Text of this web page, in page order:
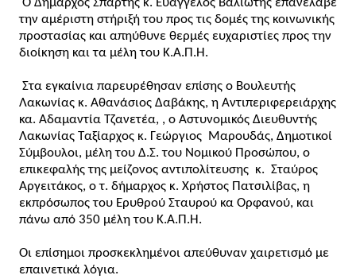
την αμέριστη στήριξή του προς τις δομές της κοινωνικής
προστασίας και απηύθυνε θερμές ευχαριστίες προς την
διοίκηση και τα μέλη του Κ.Α.Π.Η.
Λακωνίας κ. Αθανάσιος Δαβάκης, η Αντιπεριφερειάρχης
κα. Αδαμαντία Τζανετέα, , ο Αστυνομικός Διευθυντής
Λακωνίας Ταξίαρχος κ. Γεώργιος  Μαρουδάς, Δημοτικοί
Σύμβουλοι, μέλη του Δ.Σ. του Νομικού Προσώπου, ο
επικεφαλής της μείζονος αντιπολίτευσης  κ.  Σταύρος
Αργειτάκος, ο τ. δήμαρχος κ. Χρήστος Πατσιλίβας, η
εκπρόσωπος του Ερυθρού Σταυρού κα Ορφανού, και
πάνω από 350 μέλη του Κ.Α.Π.Η.
Οι επίσημοι προσκεκλημένοι απεύθυναν χαιρετισμό με
επαινετικά λόγια.